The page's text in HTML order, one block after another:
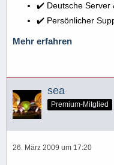
✔️ Deutsche Server
✔️ Persönlicher
Mehr erfahren
sea
Premium-Mitglied
26. März 2009 um 17:20